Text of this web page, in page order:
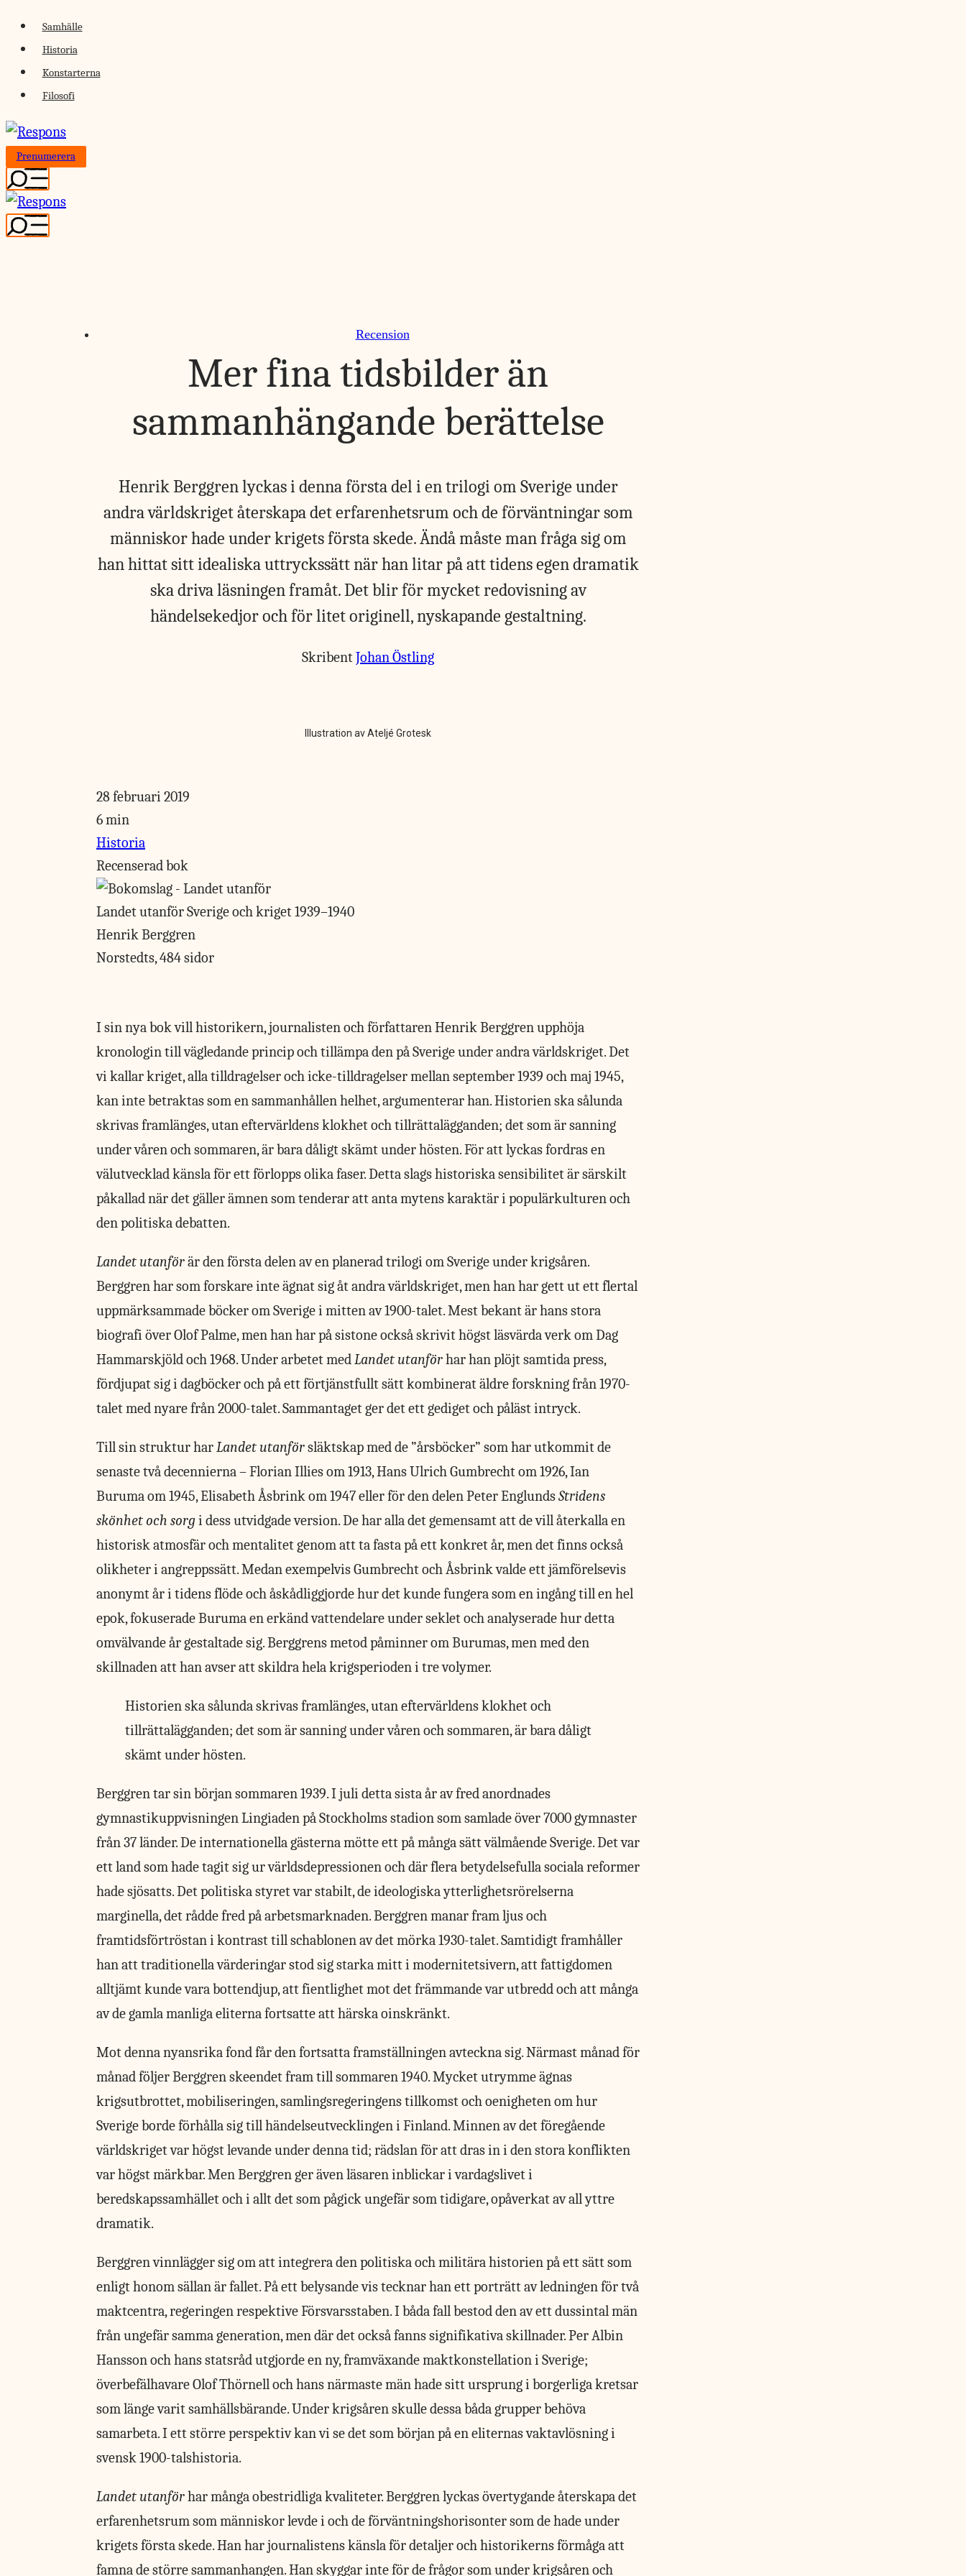
Skip
content
Samhälle
Historia
Konstarterna
Filosofi
Prenumerera
Recension
Mer fina tidsbilder än
sammanhängande berättelse
Henrik Berggren lyckas i denna första del i en trilogi om Sverige under
andra världskriget återskapa det erfarenhetsrum och de förväntningar som
människor hade under krigets första skede. Ändå måste man fråga sig om
han hittat sitt idealiska uttryckssätt när han litar på att tidens egen dramatik
ska driva läsningen framåt. Det blir för mycket redovisning av
händelsekedjor och för litet originell, nyskapande gestaltning.
SkribentJohan Östling
Illustration av Ateljé Grotesk
28 februari 2019
6 min
Historia
Recenserad bok
Landet utanförSverige och kriget 1939–1940
Henrik Berggren
Norstedts, 484 sidor
Isin nya bokvill historikern, journalisten och författaren Henrik Berggren upphöja
kronologin till vägledande princip och tillämpa den på Sverige under andra världskriget. Det
vi kallar kriget, alla tilldragelser och icke-tilldragelser mellan september 1939 och maj 1945,
kan inte betraktas som en sammanhållen helhet, argumenterar han. Historien ska sålunda
skrivas framlänges, utan eftervärldens klokhet och tillrättalägganden; det som är sanning
under våren och sommaren, är bara dåligt skämt under hösten. För att lyckas fordras en
välutvecklad känsla för ett förlopps olika faser. Detta slags historiska sensibilitet är särskilt
påkallad när det gäller ämnen som tenderar att anta mytens karaktär i populärkulturen och
den politiska debatten.
Landet utanförär den första delen av en planerad trilogi om Sverige under krigsåren.
Berggren har som forskare inte ägnat sig åt andra världskriget, men han har gett ut ett flertal
uppmärksammade böcker om Sverige i mitten av 1900-talet. Mest bekant är hans stora
biografi över Olof Palme, men han har på sistone också skrivit högst läsvärda verk om Dag
Hammarskjöld och 1968. Under arbetet med Landet utanförhar han plöjt samtida press,
fördjupat sig i dagböcker och på ett förtjänstfullt sätt kombinerat äldre forskning från 1970-
talet med nyare från 2000-talet. Sammantaget ger det ett gediget och påläst intryck.
Till sin struktur har Landet utanförsläktskap med de ”årsböcker” som har utkommit de
senaste två decennierna – Florian Illies om 1913, Hans Ulrich Gumbrecht om 1926, Ian
Buruma om 1945, Elisabeth Åsbrink om 1947 eller för den delen Peter EnglundsStridens
skönhet och sorg i dess utvidgade version. De har alla det gemensamt att de vill återkalla en
historisk atmosfär och mentalitet genom att ta fasta på ett konkret år, men det finns också
olikheter i angreppssätt. Medan exempelvis Gumbrecht och Åsbrink valde ett jämförelsevis
anonymt år i tidens flöde och åskådliggjorde hur det kunde fungera som en ingång till en hel
epok, fokuserade Buruma en erkänd vattendelare under seklet och analyserade hur detta
omvälvande år gestaltade sig. Berggrens metod påminner om Burumas, men med den
skillnaden att han avser att skildra hela krigsperioden i tre volymer.
Historien ska sålunda skrivas framlänges, utan eftervärldens klokhet och
tillrättalägganden; det som är sanning under våren och sommaren, är bara dåligt
skämt under hösten.
Berggren tar sin början sommaren 1939. I juli detta sista år av fred anordnades
gymnastikuppvisningen Lingiaden på Stockholms stadion som samlade över 7000 gymnaster
från 37 länder. De internationella gästerna mötte ett på många sätt välmående Sverige. Det var
ett land som hade tagit sig ur världsdepressionen och där flera betydelsefulla sociala reformer
hade sjösatts. Det politiska styret var stabilt, de ideologiska ytterlighetsrörelserna
marginella, det rådde fred på arbetsmarknaden. Berggren manar fram ljus och
framtidsförtröstan i kontrast till schablonen av det mörka 1930-talet. Samtidigt framhåller
han att traditionella värderingar stod sig starka mitt i modernitetsivern, att fattigdomen
alltjämt kunde vara bottendjup, att fientlighet mot det främmande var utbredd och att många
av de gamla manliga eliterna fortsatte att härska oinskränkt.
Mot denna nyansrika fond får den fortsatta framställningen avteckna sig. Närmast månad för
månad följer Berggren skeendet fram till sommaren 1940. Mycket utrymme ägnas
krigsutbrottet, mobiliseringen, samlingsregeringens tillkomst och oenigheten om hur
Sverige borde förhålla sig till händelseutvecklingen i Finland. Minnen av det föregående
världskriget var högst levande under denna tid; rädslan för att dras in i den stora konflikten
var högst märkbar. Men Berggren ger även läsaren inblickar i vardagslivet i
beredskapssamhället och i allt det som pågick ungefär som tidigare, opåverkat av all yttre
dramatik.
Berggren vinnlägger sig om att integrera den politiska och militära historien på ett sätt som
enligt honom sällan är fallet. På ett belysande vis tecknar han ett porträtt av ledningen för två
maktcentra, regeringen respektive Försvarsstaben. I båda fall bestod den av ett dussintal män
från ungefär samma generation, men där det också fanns signifikativa skillnader. Per Albin
Hansson och hans statsråd utgjorde en ny, framväxande maktkonstellation i Sverige;
överbefälhavare Olof Thörnell och hans närmaste män hade sitt ursprung i borgerliga kretsar
som länge varit samhällsbärande. Under krigsåren skulle dessa båda grupper behöva
samarbeta. I ett större perspektiv kan vi se det som början på en eliternas vaktavlösning i
svensk 1900-talshistoria.
Landet utanförhar många obestridliga kvaliteter. Berggren lyckas övertygande återskapa det
erfarenhetsrum som människor levde i och de förväntningshorisonter som de hade under
krigets första skede. Han har journalistens känsla för detaljer och historikerns förmåga att
famna de större sammanhangen. Han skyggar inte för de frågor som under krigsåren och